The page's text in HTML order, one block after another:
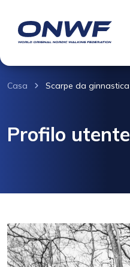
Casa Scarpe da ginnastica
Profilo utente